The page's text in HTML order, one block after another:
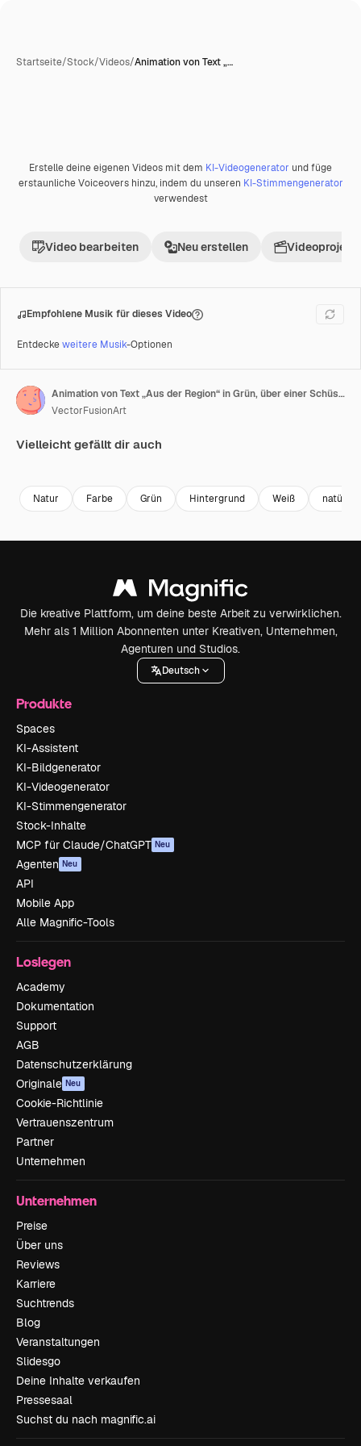
Startseite/Stock/Videos/Animation von Text „…
PremiumKI-generiert
Erstelle deine eigenen Videos mit dem KI-Videogenerator und füge
erstaunliche Voiceovers hinzu, indem du unseren KI-Stimmengenerator
verwendest
Video bearbeiten Neu erstellen Videoprojekt
Empfohlene Musik für dieses Video
Entdeckeweitere Musik-Optionen
Animation von Text „Aus der Region“ in Grün, über einer Schüssel frischem grünem Gemüse auf weißen Brettern
VectorFusionArt
Vielleicht gefällt dir auch
Natur Farbe Grün Hintergrund Weiß
Die kreative Plattform, um deine beste Arbeit zu verwirklichen.
Mehr als 1 Million Abonnenten unter Kreativen, Unternehmen,
Agenturen und Studios.
Deutsch
Produkte
Spaces
KI-Assistent
KI-Bildgenerator
KI-Videogenerator
KI-Stimmengenerator
Stock-Inhalte
MCP für Claude/ChatGPT Neu
Agenten Neu
API
Mobile App
Alle Magnific-Tools
Loslegen
Academy
Dokumentation
Support
AGB
Datenschutzerklärung
Originale Neu
Cookie-Richtlinie
Vertrauenszentrum
Partner
Unternehmen
Unternehmen
Preise
Über uns
Reviews
Karriere
Suchtrends
Blog
Veranstaltungen
Slidesgo
Deine Inhalte verkaufen
Pressesaal
Suchst du nach magnific.ai